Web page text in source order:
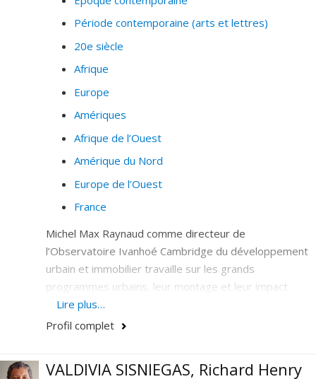
Période contemporaine (arts et lettres)
20e siècle
Afrique
Europe
Amériques
Afrique de l’Ouest
Amérique du Nord
Europe de l’Ouest
France
Michel Max Raynaud comme directeur de
l’Observatoire Ivanhoé Cambridge du développement
urbain et immobilier travaille sur les grands
programmes urbains, leur montage et leur impact
(Programme CODEX).
Dans le cadre de RESAUD avec ONU Habitat (Réseau
Durable) qui travaille en partenariats contractuels avec
Lire plus…
Profil complet
VALDIVIA SISNIEGAS, Richard Henry